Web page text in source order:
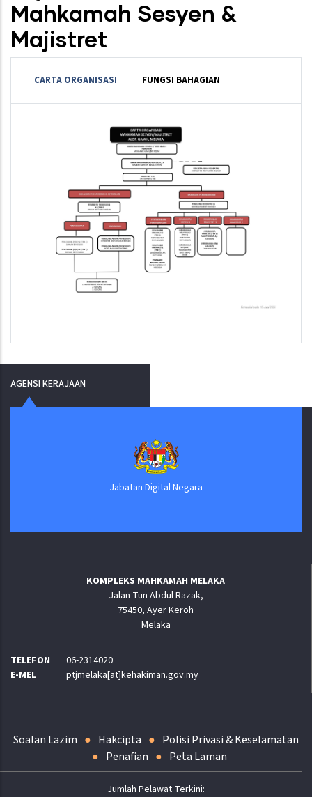
Mahkamah Sesyen &
Majistret
CARTA ORGANISASI FUNGSI BAHAGIAN
AGENSI KERAJAAN
Jabatan Digital Negara
KOMPLEKS MAHKAMAH MELAKA
Jalan Tun Abdul Razak,
75450, Ayer Keroh
Melaka
TELEFON
06-2314020
E-MEL
ptjmelaka[at]kehakiman.gov.my
Soalan Lazim Hakcipta
Polisi Privasi & Keselamatan
Penafian
Peta Laman